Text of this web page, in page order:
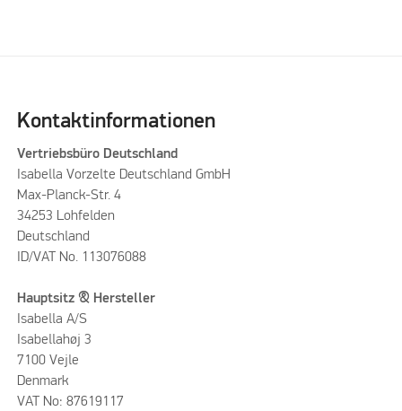
Kontaktinformationen
Vertriebsbüro Deutschland
Isabella Vorzelte Deutschland GmbH
Max-Planck-Str. 4
34253 Lohfelden
Deutschland
ID/VAT No. 113076088
Hauptsitz & Hersteller
Isabella A/S
Isabellahøj 3
7100 Vejle
Denmark
VAT No: 87619117